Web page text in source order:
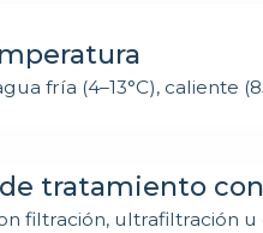
fría (4–13°C), caliente
tratamiento
filtración, ultrafiltración u